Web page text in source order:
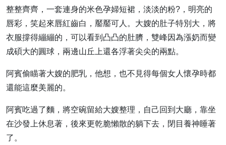
整整齊齊，一套連身的米色孕婦短裙，淡淡的粉?，明亮的
唇彩，笑起來唇紅齒白，靨靨可人。大嫂的肚子特別大，將
衣服撐得繃繃的，可以看到凸凸的肚臍，雙峰因為漲奶而變
成碩大的圓球，兩邊山丘上還各浮著尖尖的兩點。
阿賓偷瞄著大嫂的肥乳，他想，也不見得每個女人懷孕時都
還能這麼美麗的。
阿賓吃過了麵，將空碗留給大嫂整理，自己回到大廳，靠坐
在沙發上休息著，後來更乾脆懶散的躺下去，閉目養神睡著
了。